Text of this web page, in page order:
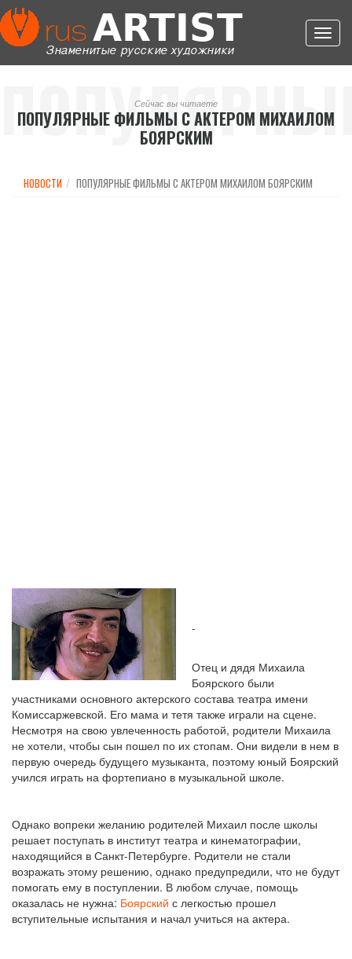
ФИЛЬМЫ С
Сейчас вы читаете
ПОПУЛЯРНЫЕ ФИЛЬМЫ С АКТЕРОМ МИХАИЛОМ
БОЯРСКИМ
НОВОСТИ ПОПУЛЯРНЫЕ ФИЛЬМЫ С АКТЕРОМ МИХАИЛОМ БОЯРСКИМ
-
Отец и дядя Михаила
Боярского были
участниками основного актерского состава театра имени
Комиссаржевской. Его мама и тетя также играли на сцене.
Несмотря на свою увлеченность работой, родители Михаила
не хотели, чтобы сын пошел по их стопам. Они видели в нем в
первую очередь будущего музыканта, поэтому юный Боярский
учился играть на фортепиано в музыкальной школе.
Однако вопреки желанию родителей Михаил после школы
решает поступать в институт театра и кинематографии,
находящийся в Санкт-Петербурге. Родители не стали
возражать этому решению, однако предупредили, что не будут
помогать ему в поступлении. В любом случае, помощь
оказалась не нужна: Боярский с легкостью прошел
вступительные испытания и начал учиться на актера.